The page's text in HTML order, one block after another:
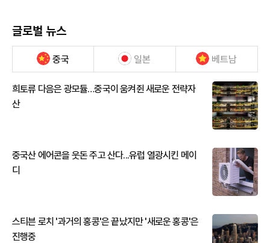
글로벌 뉴스
중국 일본 베트남
희토류 다음은 광모듈…중국이 움켜쥔 새로운 전략자
산
중국산 에어콘을 웃돈 주고 산다...유럽 열광시킨 메이
디
스티븐 로치 '과거의 홍콩'은 끝났지만 '새로운 홍콩'은
진행중